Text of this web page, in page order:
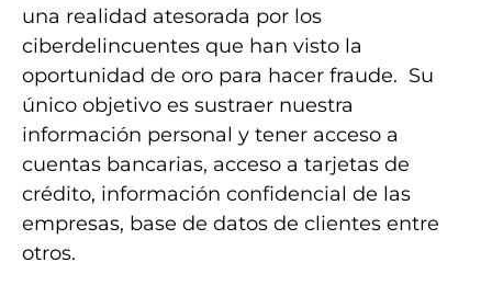
una realidad atesorada por los
ciberdelincuentes que han visto la
oportunidad de oro para hacer fraude. Su
único objetivo es sustraer nuestra
información personal y tener acceso a
cuentas bancarias, acceso a tarjetas de
crédito, información confidencial de las
empresas, base de datos de clientes entre
otros.